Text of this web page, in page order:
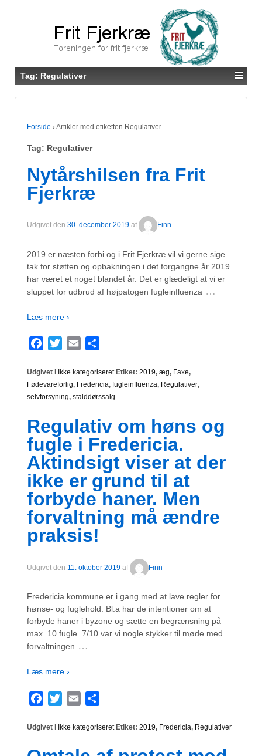
Tag: Regulativer
Forside ›Artikler med etiketten Regulativer
Tag: Regulativer
Nytårshilsen fra Frit
Fjerkræ
Udgivet den 30. december 2019 af Finn
2019 er næsten forbi og i Frit Fjerkræ vil vi gerne sige
tak for støtten og opbakningen i det forgangne år 2019
har været et noget blandet år. Det er glædeligt at vi er
sluppet for udbrud af højpatogen fugleinfluenza …
Læs mere ›
Facebook
TwitterEmail
Udgivet i Ikke kategoriseretEtiket: 2019, æg, Faxe,
Fødevareforlig, Fredericia, fugleinfluenza, Regulativer,
selvforsyning, stalddørssalg
Regulativ om høns og
fugle i Fredericia.
Aktindsigt viser at der
ikke er grund til at
forbyde haner. Men
forvaltning må ændre
praksis!
Udgivet den 11. oktober 2019 af Finn
Fredericia kommune er i gang med at lave regler for
hønse- og fuglehold. Bl.a har de intentioner om at
forbyde haner i byzone og sætte en begrænsning på
max. 10 fugle. 7/10 var vi nogle stykker til møde med
forvaltningen …
Læs mere ›
Facebook
TwitterEmail
Udgivet i Ikke kategoriseretEtiket: 2019, Fredericia, Regulativer